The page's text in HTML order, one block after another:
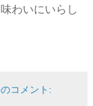
わいにいらし
コメント: